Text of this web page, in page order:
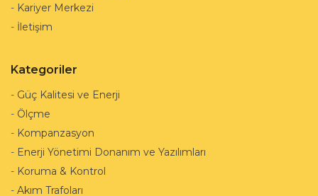
- Kariyer Merkezi
- İletişim
Kategoriler
- Güç Kalitesi ve Enerji
- Ölçme
- Kompanzasyon
- Enerji Yönetimi Donanım ve Yazılımları
- Koruma & Kontrol
- Akım Trafoları